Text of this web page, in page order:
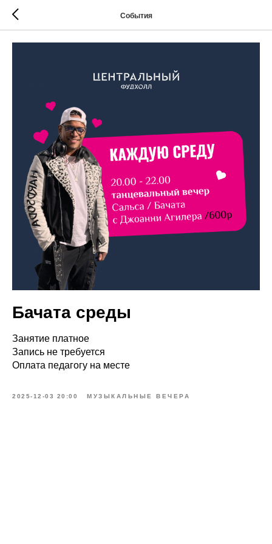
События
Бачата среды
Занятие платное
Запись не требуется
Оплата педагогу на месте
2025-12-03 20:00 МУЗЫКАЛЬНЫЕ ВЕЧЕРА